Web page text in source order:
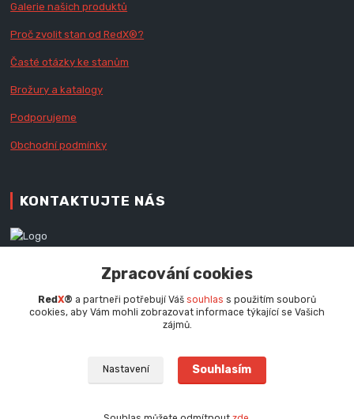
Galerie našich produktů
Proč zvolit stan od RedX®?
Časté otázky ke stanům
Brožury a katalogy
Podporujeme
Obchodní podmínky
KONTAKTUJTE NÁS
+420 777 979 111
info@redx.cz
Zpracování cookies
Red X® a partneři potřebují Váš souhlas s použitím souborů
cookies, aby Vám mohli zobrazovat informace týkající se Vašich
zájmů.
Nastavení Souhlasím